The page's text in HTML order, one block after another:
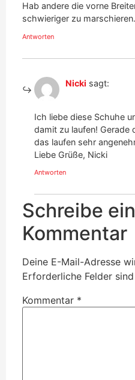
Hab andere die vorne
schwieriger zu marschieren.
Antworten
Nicki sagt:
Ich liebe diese Schuhe
damit zu laufen! Gerade
das laufen sehr
Liebe Grüße, Nicki
Antworten
Schreibe
Kommentar
Deine E-Mail-Adresse
Erforderliche Felder
Kommentar *